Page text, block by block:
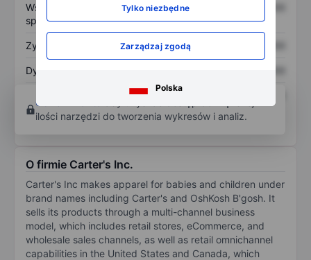
Tylko niezbędne
Zarządzaj zgodą
Polska
Współczynnik cena do
sprzedaży
XXXXXXX
Zysk na akcję XXXXXXX
Dywidenda na akcję
własnego
XXXXXXX
Otwórz konto
ilości narzędzi do tworzenia wykresów i analiz.
O firmie Carter's Inc.
Carter's Inc makes apparel for babies and children under
brand names including Carter's and OshKosh B'gosh. It
sells its products through a multi-channel business
model, which includes retail stores, eCommerce, and
wholesale sales channels, as well as retail omnichannel
capabilities in the United States and Canada, which